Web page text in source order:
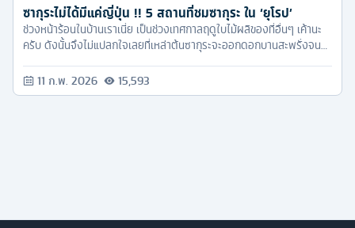
ซากุระไม่ได้มีแค่ญี่ปุ่น !! 5 สถานที่ชมซากุระ ใน ‘ยุโรป’
ช่วงหน้าร้อนในบ้านเราเนี่ย เป็นช่วงเทศกาลฤดูใบไม้ผลิของที่อื่นๆ เค้านะ
ครับ ดังนั้นจึงไม่แปลกใจเลยที่เหล่าต้นซากุระจะออกดอกบานสะพรั่งจน
เอกลักษณ์ของประเทศญี่ปุ่นเนี่ย ไม่ได้มีดีแค่ที่ในเอเชียอย่างเดียวแบบที่
หลายคนเข้าใจผิด แต่วิวแบบนี้ที่ยุโรปเองเค้าก็มีเหมือนกันนะ ที่สำคัญ
11 ก.พ. 2026 15,593